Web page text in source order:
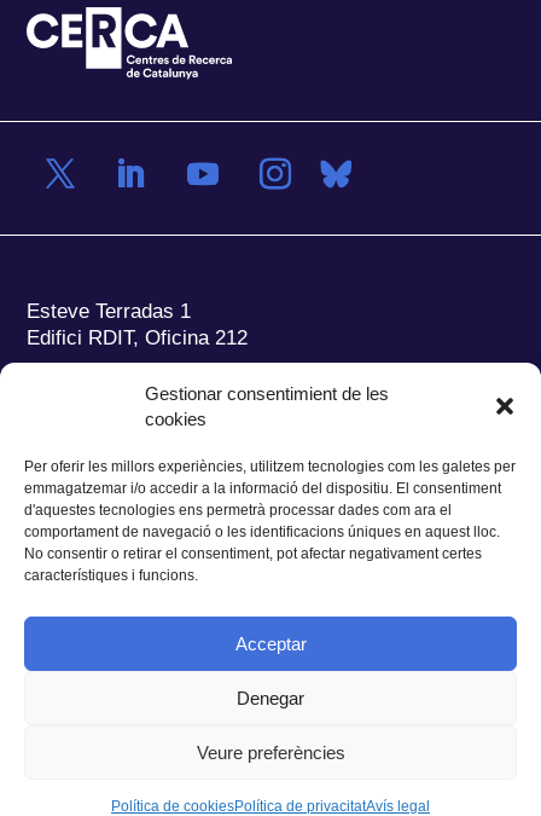
Gestionar consentimient de les
cookies
Per oferir les millors experiències, utilitzem tecnologies com les galetes per
emmagatzemar i/o accedir a la informació del dispositiu. El consentiment
d'aquestes tecnologies ens permetrà processar dades com ara el
comportament de navegació o les identificacions úniques en aquest lloc.
No consentir o retirar el consentiment, pot afectar negativament certes
característiques i funcions.
Acceptar
Denegar
Veure preferències
Política de cookiesPolítica de privacitatAvís legal
Esteve Terradas 1
Edifici RDIT, Oficina 212
Parc Mediterrani de la Tecnologia (PMT)
del Baix Llobregat – UPC
Tel.:+34 93 280 2088
Fax:+34 93 280 6395
E-mail:ieec@ieec.cat
CONTACTE
Privacitat Avís legal |Cookies
Ixole